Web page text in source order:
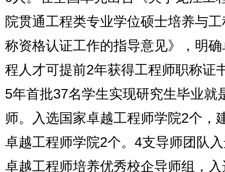
院贯通工程类专业学位硕士培养与
称资格认证工作的指导意见》，明
程人才可提前2年获得工程师职称证
5年首批37名学生实现研究生毕业就
师。入选国家卓越工程师学院2个，
卓越工程师学院2个。4支导师团队
卓越工程师培养优秀校企导师组，